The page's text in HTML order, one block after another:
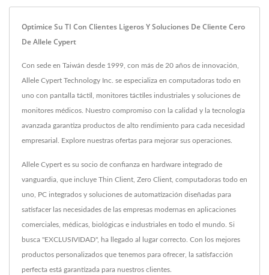
Optimice Su TI Con Clientes Ligeros Y Soluciones De Cliente Cero
De Allele Cypert
Con sede en Taiwán desde 1999, con más de 20 años de innovación,
Allele Cypert Technology Inc. se especializa en computadoras todo en
uno con pantalla táctil, monitores táctiles industriales y soluciones de
monitores médicos. Nuestro compromiso con la calidad y la tecnología
avanzada garantiza productos de alto rendimiento para cada necesidad
empresarial. Explore nuestras ofertas para mejorar sus operaciones.
Allele Cypert es su socio de confianza en hardware integrado de
vanguardia, que incluye Thin Client, Zero Client, computadoras todo en
uno, PC integrados y soluciones de automatización diseñadas para
satisfacer las necesidades de las empresas modernas en aplicaciones
comerciales, médicas, biológicas e industriales en todo el mundo. Si
busca "EXCLUSIVIDAD", ha llegado al lugar correcto. Con los mejores
productos personalizados que tenemos para ofrecer, la satisfacción
perfecta está garantizada para nuestros clientes.